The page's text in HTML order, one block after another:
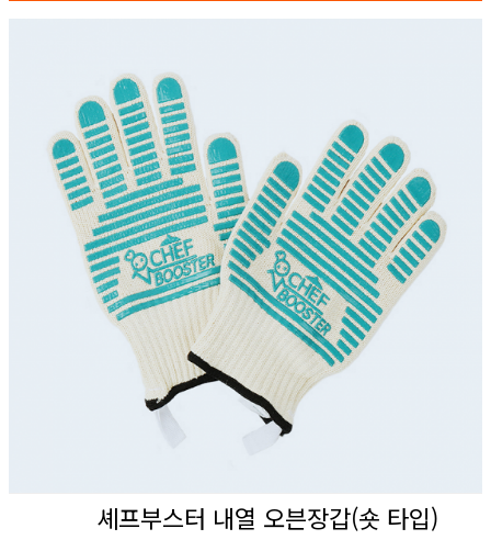
셰프부스터 내열 오븐장갑(숏 타입)